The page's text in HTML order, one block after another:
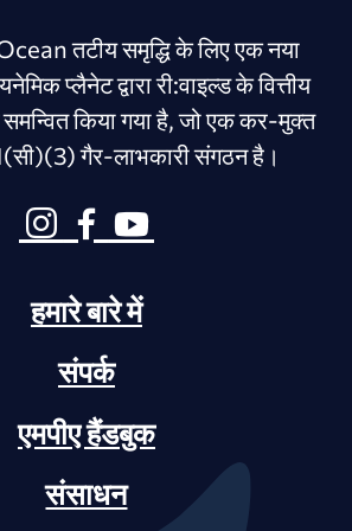
तटीय समृद्धि के लिए एक नया
प्लैनेट द्वारा री:वाइल्ड के वित्तीय
किया गया है, जो एक कर-मुक्त
गैर-लाभकारी संगठन है।
हमारे बारे में
संपर्क
एमपीए हैंडबुक
संसाधन